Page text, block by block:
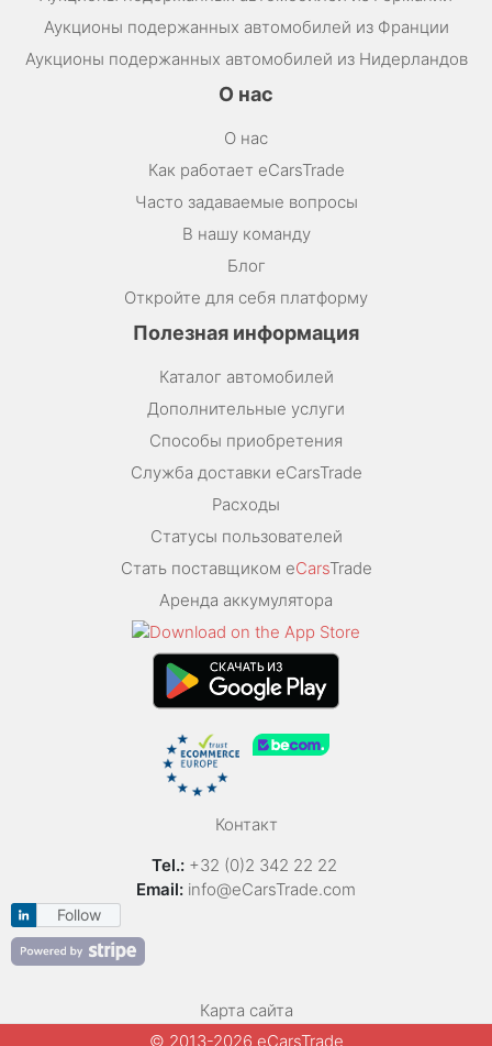
Аукционы подержанных автомобилей из Франции
Аукционы подержанных автомобилей из Нидерландов
О нас
О нас
Как работает eCarsTrade
Часто задаваемые вопросы
В нашу команду
Блог
Откройте для себя платформу
Полезная информация
Каталог автомобилей
Дополнительные услуги
Способы приобретения
Служба доставки eCarsTrade
Расходы
Статусы пользователей
Стать поставщиком eCarsTrade
Аренда аккумулятора
Контакт
Tel.: +32 (0)2 342 22 22
Email: info@eCarsTrade.com
Follow
Карта сайта
© 2013-2026 eCarsTrade